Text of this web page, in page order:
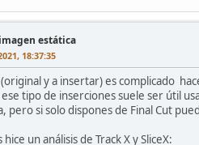
estática
18:37:35
(original y a insertar) es complicado
tipo de inserciones suele ser útil
pero si solo dispones de Final Cut
un análisis de Track X y SliceX: